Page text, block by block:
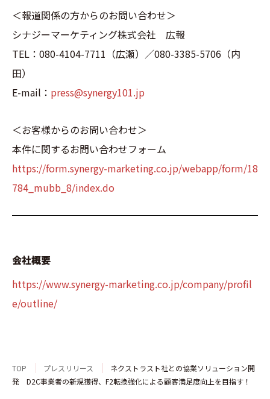
＜報道関係の方からのお問い合わせ＞
シナジーマーケティング株式会社 広報
TEL：080-4104-7711（広瀬）／080-3385-5706（内
田）
E-mail： press@synergy101.jp
＜お客様からのお問い合わせ＞
本件に関するお問い合わせフォーム
https://form.synergy-marketing.co.jp/webapp/form/18
784_mubb_8/index.do
会社概要
https://www.synergy-marketing.co.jp/company/profil
e/outline/
TOP プレスリリース
ネクストラスト社との協業ソリューション開
発 D2C事業者の新規獲得、F2転換強化による顧客満足度向上を目指す！